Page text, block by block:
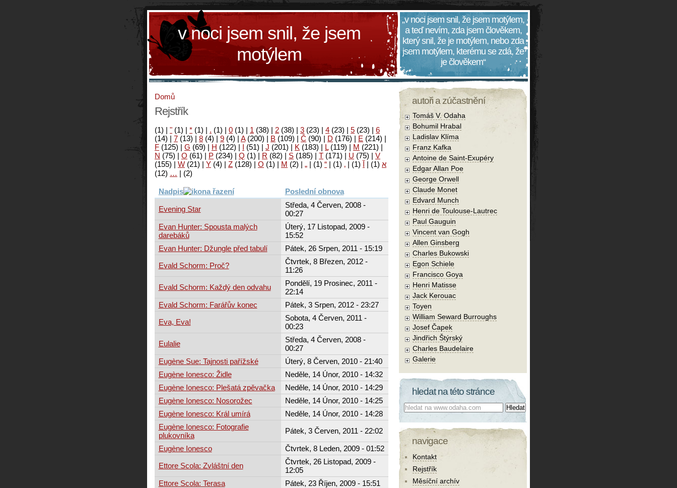
v noci jsem snil, že jsem
motýlem
„v noci jsem snil, že jsem motýlem,
a teď nevím, zda jsem člověkem,
který snil, že je motýlem, nebo zda
jsem motýlem, kterému se zdá, že
je člověkem“
Domů
Rejstřík
(1) | " (1) | * (1) | . (1) | 0 (1) | 1 (38) | 2 (38) | 3 (23) | 4 (23) | 5 (23) | 6
(14) | 7 (13) | 8 (4) | 9 (4) | A(200) | B (109) | Č (90) | D (176) | E (214) |
F (125) | G (69) | H (122) | I (51) | J (201) | K (183) | L(119) | M (221) |
N (75) | O (61) | P (234) | Q (1) | R (82) | S (185) | T (171) | U (75) | V
(155) | W (21) | Y (4) | Z (128) | Ο (1) | М (2) | א (1)
| آ (1)
|
‚
(1)
|
“
(1)
|
„
(2)
|
…
(12)
Nadpis Poslední obnova
Evening Star
Středa, 4 Červen, 2008 -
00:27
Evan Hunter: Spousta malých
darebáků
Úterý, 17 Listopad, 2009 -
15:52
Evan Hunter: Džungle před tabulí
Pátek, 26 Srpen, 2011 - 15:19
Evald Schorm: Proč?
Čtvrtek, 8 Březen, 2012 -
11:26
Evald Schorm: Každý den odvahu
Pondělí, 19 Prosinec, 2011 -
22:14
Evald Schorm: Farářův konec
Pátek, 3 Srpen, 2012 - 23:27
Eva, Eva!
Sobota, 4 Červen, 2011 -
00:23
Eulalie
Středa, 4 Červen, 2008 -
00:27
Eugène Sue: Tajnosti pařížské
Úterý, 8 Červen, 2010 - 21:40
Eugène Ionesco: Židle
Neděle, 14 Únor, 2010 - 14:32
Eugène Ionesco: Plešatá zpěvačka
Neděle, 14 Únor, 2010 - 14:29
Eugène Ionesco: Nosorožec
Neděle, 14 Únor, 2010 - 14:25
Eugène Ionesco: Král umírá
Neděle, 14 Únor, 2010 - 14:28
Eugène Ionesco: Fotografie
plukovníka
Pátek, 3 Červen, 2011 - 22:02
Eugène Ionesco
Čtvrtek, 8 Leden, 2009 - 01:52
Ettore Scola: Zvláštní den
Čtvrtek, 26 Listopad, 2009 -
12:05
Ettore Scola: Terasa
Pátek, 23 Říjen, 2009 - 15:51
autoři a zúčastnění
Tomáš V. Odaha
Bohumil Hrabal
Ladislav Klíma
Franz Kafka
Antoine de Saint-Exupéry
Edgar Allan Poe
George Orwell
Claude Monet
Edvard Munch
Henri de Toulouse-Lautrec
Paul Gauguin
Vincent van Gogh
Allen Ginsberg
Charles Bukowski
Egon Schiele
Francisco Goya
Henri Matisse
Jack Kerouac
Toyen
William Seward Burroughs
Josef Čapek
Jindřich Štýrský
Charles Baudelaire
Galerie
hledat na této stránce
Co hledat:
navigace
Kontakt
Rejstřík
Měsíční archív